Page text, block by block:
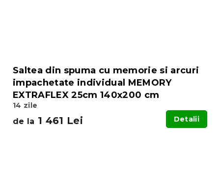
Saltea din spuma cu memorie si arcuri
impachetate individual MEMORY
EXTRAFLEX 25cm 140x200 cm
14 zile
de la 1 461 Lei Detalii